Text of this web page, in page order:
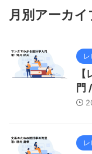
月別アーカ
レ
門
レ